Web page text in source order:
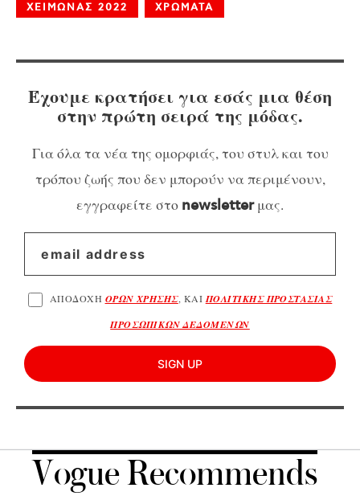
ΧΕΙΜΩΝΑΣ 2022 ΧΡΩΜΑΤΑ
Έχουμε κρατήσει για εσάς μια θέση
στην πρώτη σειρά της μόδας.
Για όλα τα νέα της ομορφιάς, του στυλ και του
τρόπου ζωής που δεν μπορούν να περιμένουν,
εγγραφείτε στο newsletterμας.
ΑΠΟΔΟΧΗ ΟΡΩΝ ΧΡΗΣΗΣ, ΚΑΙ ΠΟΛΙΤΙΚΗΣ ΠΡΟΣΤΑΣΙΑΣ
ΠΡΟΣΩΠΙΚΩΝ ΔΕΔΟΜΕΝΩΝ
SIGN UP
Vogue Recommends